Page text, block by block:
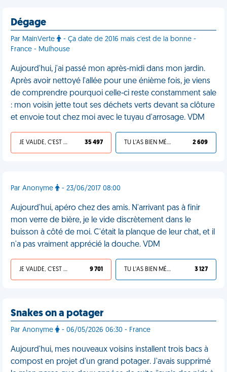
Dégage
Par MainVerte
- Ça date de 2016 mais c'est de la bonne -
France - Mulhouse
Aujourd'hui, j'ai passé mon après-midi dans mon jardin.
Après avoir nettoyé l'allée pour une énième fois, je viens
de comprendre pourquoi celle-ci reste constamment sale
: mon voisin jette tout ses déchets verts devant sa clôture
et envoie tout chez moi avec le tuyau d'arrosage. VDM
JE VALIDE, C'EST UNE VDM 35 497 TU L'AS BIEN MÉRITÉ 2 609
Par Anonyme - 23/06/2017 08:00
Aujourd'hui, apéro chez des amis. N'arrivant pas à finir
mon verre de bière, je le vide discrètement dans le
buisson à côté de moi. C'était la planque de leur chat, et il
n'a pas vraiment apprécié la douche. VDM
JE VALIDE, C'EST UNE VDM 9 701 TU L'AS BIEN MÉRITÉ 3 127
Snakes on a potager
Par Anonyme - 06/05/2026 06:30 - France
Aujourd'hui, mes nouveaux voisins installent trois bacs à
compost en projet d'un grand potager. J'avais supprimé